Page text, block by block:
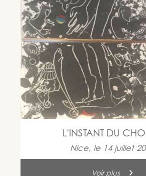
L'INSTANT DU
Nice, le 14 juillet
Voir plus